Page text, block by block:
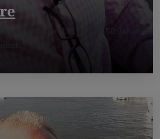
single Mann 181 gr., bin 50 Jahre